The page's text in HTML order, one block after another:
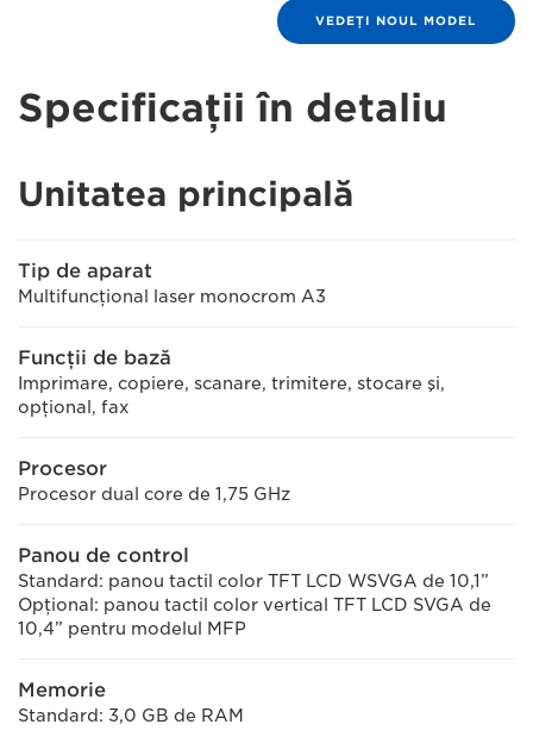
VEDEŢI NOUL MODEL
Specificaţii în detaliu
Unitatea principală
Tip de aparat
Multifuncţional laser monocrom A3
Funcţii de bază
Imprimare, copiere, scanare, trimitere, stocare şi,
opţional, fax
Procesor
Procesor dual core de 1,75 GHz
Panou de control
Standard: panou tactil color TFT LCD WSVGA de 10,1”
Opţional: panou tactil color vertical TFT LCD SVGA de
10,4” pentru modelul MFP
Memorie
Standard: 3,0 GB de RAM